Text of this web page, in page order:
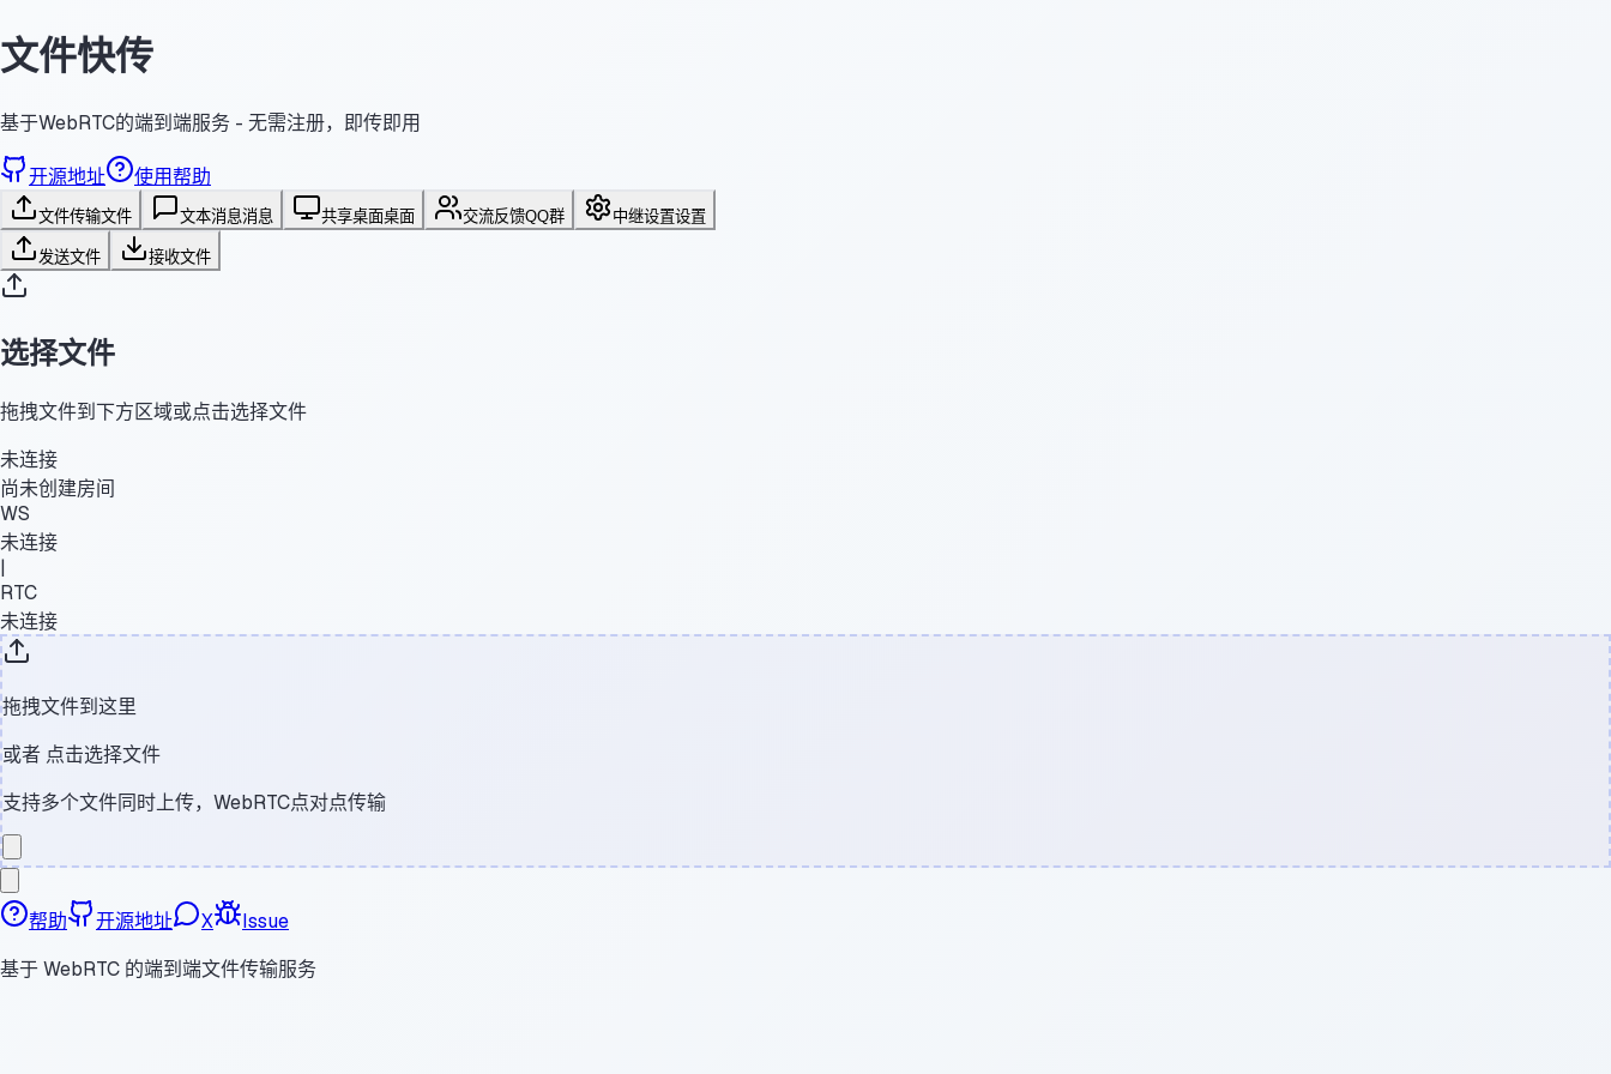
文件快传
基于WebRTC的端到端服务 - 无需注册，即传即用
开源地址 使用帮助
文件传输文件 文本消息消息 共享桌面桌面 交流反馈QQ群 中继设置设置
发送文件 接收文件
选择文件
拖拽文件到下方区域或点击选择文件
未连接
尚未创建房间
WS
未连接
|
RTC
未连接
拖拽文件到这里
或者 点击选择文件
支持多个文件同时上传，WebRTC点对点传输
帮助 开源地址 X
Issue
基于 WebRTC 的端到端文件传输服务